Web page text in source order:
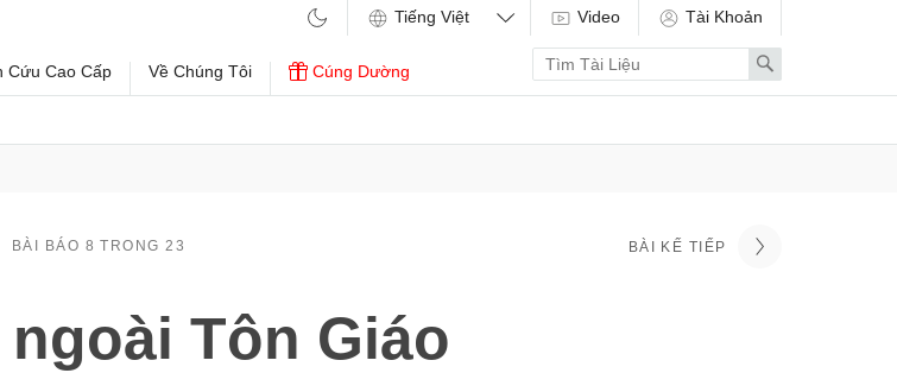
Cứu Cao Cấp Về Chúng Tôi Cúng Dường
Video Tài Khoản
Enter
search
term
Search
BÀI BÁO 8 TRONG 23 BÀI KẾ TIẾP
Tôn Giáo